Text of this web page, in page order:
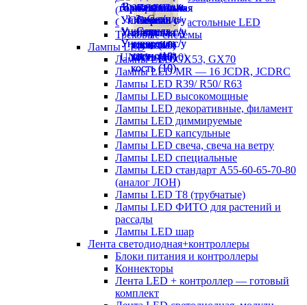
(аналог ЛСП)
Светильники настольные LED
Трековые системы
Лампы LED
Лампы LED GX53, GX70
Лампы LED MR — 16 JCDR, JCDRC
Лампы LED R39/ R50/ R63
Лампы LED высокомощные
Лампы LED декоративные, филамент
Лампы LED диммируемые
Лампы LED капсульные
Лампы LED свеча, свеча на ветру
Лампы LED специальные
Лампы LED стандарт А55-60-65-70-80
(аналог ЛОН)
Лампы LED Т8 (трубчатые)
Лампы LED ФИТО для растений и
рассады
Лампы LED шар
Лента светодиодная+контроллеры
Блоки питания и контроллеры
Коннекторы
Лента LED + контроллер — готовый
комплект